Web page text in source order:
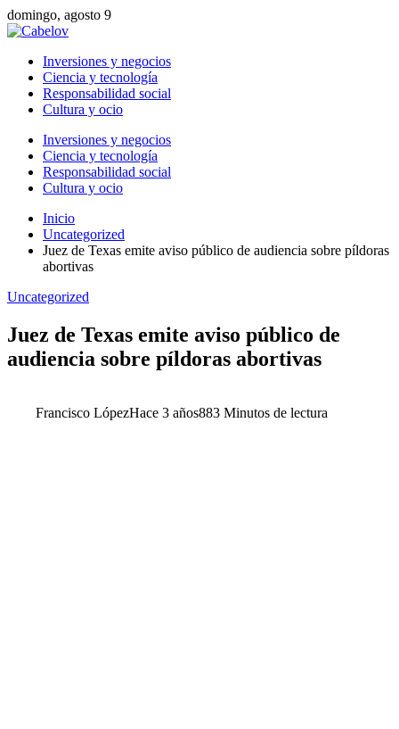
domingo, agosto 9
Inversiones y negocios
Ciencia y tecnología
Responsabilidad social
Cultura y ocio
Inversiones y negocios
Ciencia y tecnología
Responsabilidad social
Cultura y ocio
Inicio
Uncategorized
Juez de Texas emite aviso público de audiencia sobre píldoras
abortivas
Uncategorized
Juez de Texas emite aviso público de
audiencia sobre píldoras abortivas
Francisco LópezHace 3 años883 Minutos de lectura